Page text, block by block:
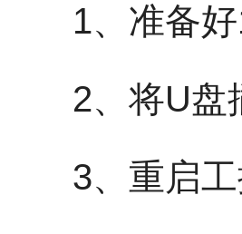
1、准备好1
2、将U盘
3、重启工